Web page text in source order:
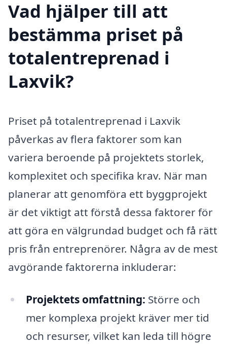
Vad hjälper till att
bestämma priset på
totalentreprenad i
Laxvik?
Priset på totalentreprenad i Laxvik
påverkas av flera faktorer som kan
variera beroende på projektets storlek,
komplexitet och specifika krav. När man
planerar att genomföra ett byggprojekt
är det viktigt att förstå dessa faktorer för
att göra en välgrundad budget och få rätt
pris från entreprenörer. Några av de mest
avgörande faktorerna inkluderar:
Projektets omfattning: Större och
mer komplexa projekt kräver mer tid
och resurser, vilket kan leda till högre